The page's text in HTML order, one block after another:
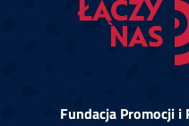
Fundacja Promocji i